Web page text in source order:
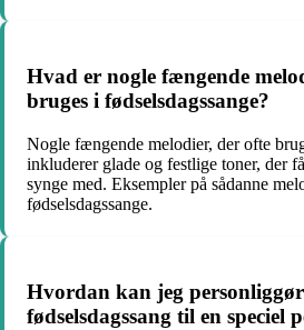
Hvad er nogle fængende
bruges i fødselsdagssange?
Nogle fængende melodier, der ofte
inkluderer glade og festlige toner, der
synge med. Eksempler på sådanne
fødselsdagssange.
Hvordan kan jeg
fødselsdagssang til en speciel